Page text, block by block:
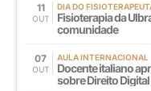
11
OUT
DIA DO
Fisioterapia da
comunidade
07
OUT
AULA INTERNACIONAL
Docente italiano
sobre Direito Digital